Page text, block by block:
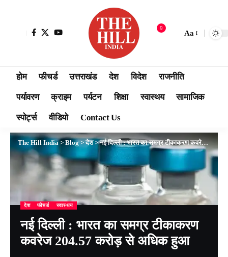
9
Aa
होम फीचर्ड उत्तराखंड देश विदेश राजनीति
पर्यावरण क्राइम पर्यटन शिक्षा स्वास्थय सामाजिक
स्पोर्ट्स वीडियो Contact Us
The Hill India>Blog>देश>नई दिल्ली : भारत का समग्र टीकाकरण कवरेज 204.57 करोड़ से अधिक हुआ
देश फीचर्ड स्वास्थय
नई दिल्ली : भारत का समग्र टीकाकरण
कवरेज 204.57 करोड़ से अधिक हुआ